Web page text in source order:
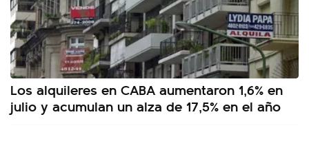
Los alquileres en CABA aumentaron 1,6% en
julio y acumulan un alza de 17,5% en el año